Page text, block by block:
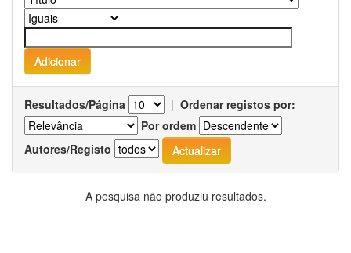
Resultados/Página | Ordenar registos por:
Por ordem
Autores/Registo
A pesquisa não produziu resultados.